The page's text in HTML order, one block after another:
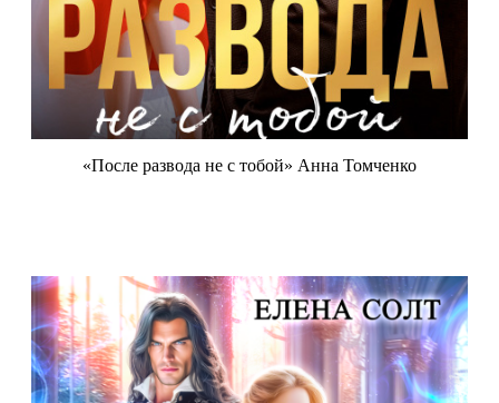
«После развода не с тобой» Анна Томченко